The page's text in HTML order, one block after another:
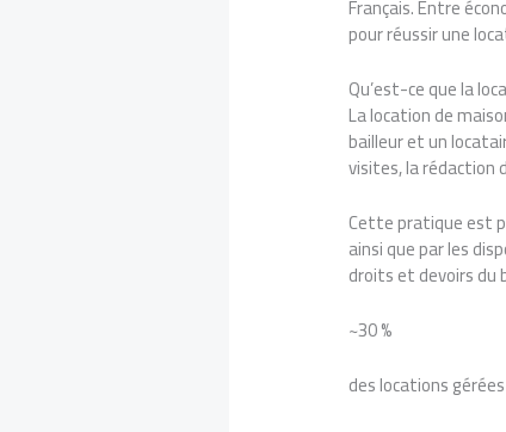
Français. Entre
pour réussir une
Qu’est-ce que la
La location de
bailleur et un
visites, la rédaction
Cette pratique est
ainsi que par les
droits et devoirs
~30 %
des locations